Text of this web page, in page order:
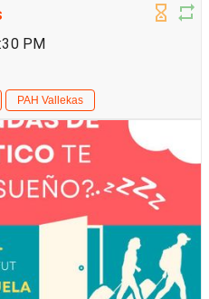
PM
PAH Vallekas